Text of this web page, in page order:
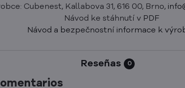
Cubenest, Kallabova 31, 616 00, Brno,
Návod ke stáhnutí v PDF
Návod a bezpečnostní informace k
Reseñas 0